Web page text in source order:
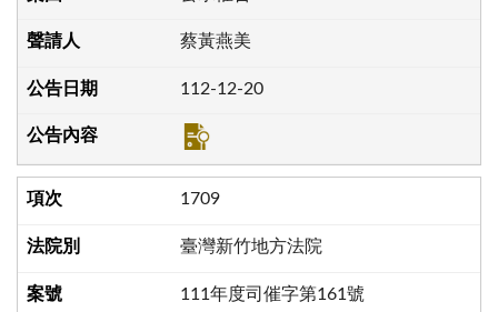
蔡黃燕美
112-12-20
1709
臺灣新竹地方法院
111年度司催字第161號